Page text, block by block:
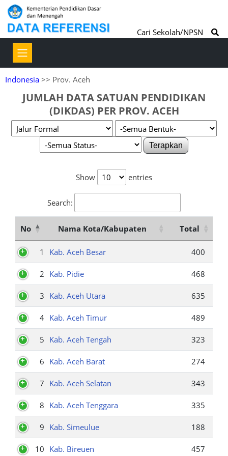
Cari Sekolah/NPSN
Indonesia >> Prov. Aceh
JUMLAH DATA SATUAN PENDIDIKAN
(DIKDAS) PER PROV. ACEH
Terapkan
Show entries
Search:
No Nama Kota/Kabupaten Total
1 Kab. Aceh Besar 400
2 Kab. Pidie 468
3 Kab. Aceh Utara 635
4 Kab. Aceh Timur 489
5 Kab. Aceh Tengah 323
6 Kab. Aceh Barat 274
7 Kab. Aceh Selatan 343
8 Kab. Aceh Tenggara 335
9 Kab. Simeulue 188
10 Kab. Bireuen 457